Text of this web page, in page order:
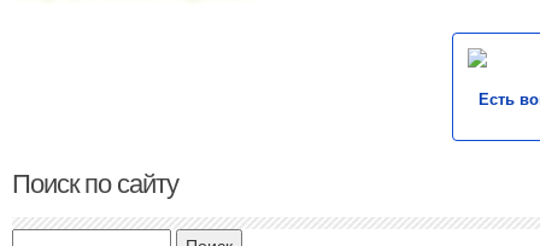
Есть
Поиск по сайту